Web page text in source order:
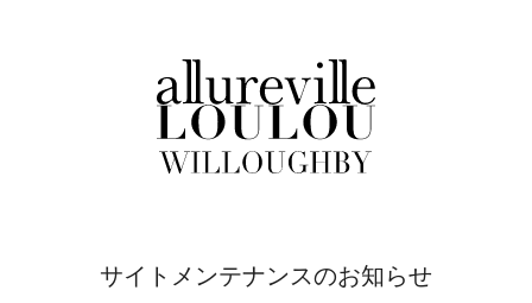
サイトメンテナンスのお知らせ